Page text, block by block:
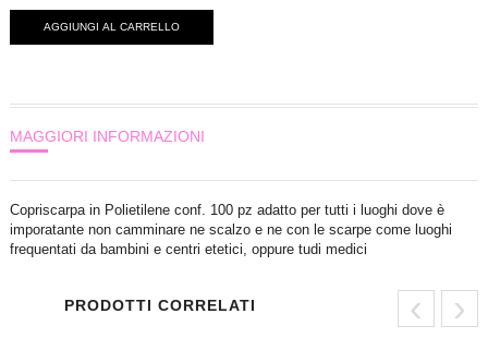
AGGIUNGI AL CARRELLO
MAGGIORI INFORMAZIONI
Copriscarpa in Polietilene conf. 100 pz adatto per tutti i luoghi dove è
imporatante non camminare ne scalzo e ne con le scarpe come luoghi
frequentati da bambini e centri etetici, oppure tudi medici
PRODOTTI CORRELATI ‹ ›